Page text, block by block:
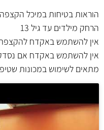
הוראות בטיחות במיכל הקצפה SKIZZ:
הרחק מילדים עד גיל 13
אין להשתמש באקדח להקצפת
אין להשתמש באקדח אם
מתאים לשימוש במכונות שטיפה